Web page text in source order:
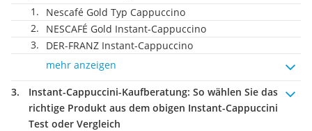
Nescafé Gold Typ Cappuccino
NESCAFÉ Gold Instant-Cappuccino
DER-FRANZ Instant-Cappuccino
mehr anzeigen
Instant-Cappuccini-Kaufberatung: So wählen Sie das
richtige Produkt aus dem obigen Instant-Cappuccini
Test oder Vergleich